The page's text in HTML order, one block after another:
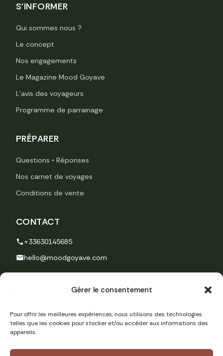
Gérer le consentement
Pour offrir les meilleures expériences, nous utilisons des technologies
telles que les cookies pour stocker et/ou accéder aux informations des
appareils.
S'INFORMER
Qui sommes nous ?
Le concept
Nos engagements
Le Magazine Mood Goyave
L’avis des voyageurs
Programme de parrainage
PRÉPARER
Questions • Réponses
Nos carnet de voyages
Conditions de vente
CONTACT
+33630145685
hello@moodgoyave.com